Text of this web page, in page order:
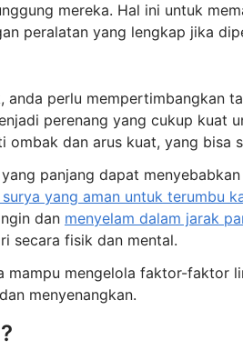
mereka. Hal ini untuk
peralatan yang lengkap jika
anda perlu mempertimbangkan
perenang yang cukup kuat
ombak dan arus kuat, yang bisa
panjang dapat
yang aman untuk terumbu
dan menyelam dalam jarak
secara fisik dan mental.
mampu mengelola faktor-faktor
menyenangkan.